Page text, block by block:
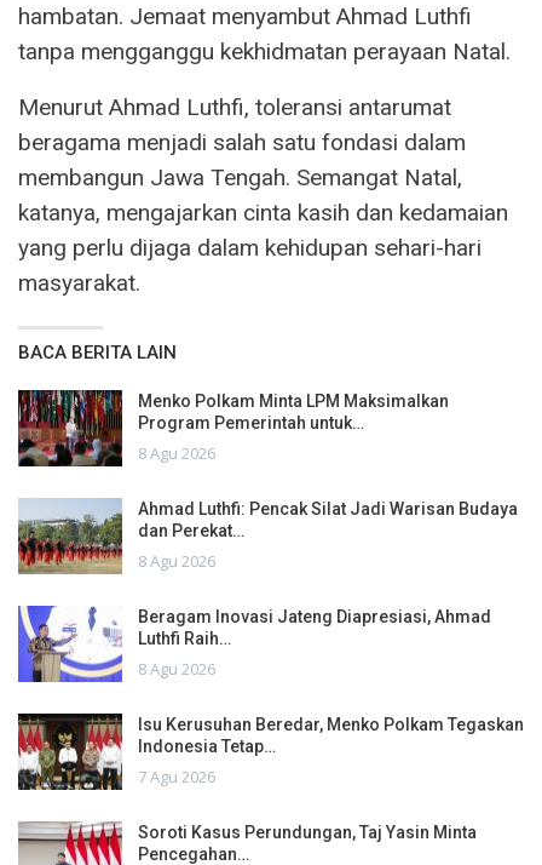
hambatan. Jemaat menyambut Ahmad Luthfi
tanpa mengganggu kekhidmatan perayaan Natal.
Menurut Ahmad Luthfi, toleransi antarumat
beragama menjadi salah satu fondasi dalam
membangun Jawa Tengah. Semangat Natal,
katanya, mengajarkan cinta kasih dan kedamaian
yang perlu dijaga dalam kehidupan sehari-hari
masyarakat.
BACA BERITA LAIN
Menko Polkam Minta LPM Maksimalkan
Program Pemerintah untuk…
8 Agu 2026
Ahmad Luthfi: Pencak Silat Jadi Warisan Budaya
dan Perekat…
8 Agu 2026
Beragam Inovasi Jateng Diapresiasi, Ahmad
Luthfi Raih…
8 Agu 2026
Isu Kerusuhan Beredar, Menko Polkam Tegaskan
Indonesia Tetap…
7 Agu 2026
Soroti Kasus Perundungan, Taj Yasin Minta
Pencegahan…